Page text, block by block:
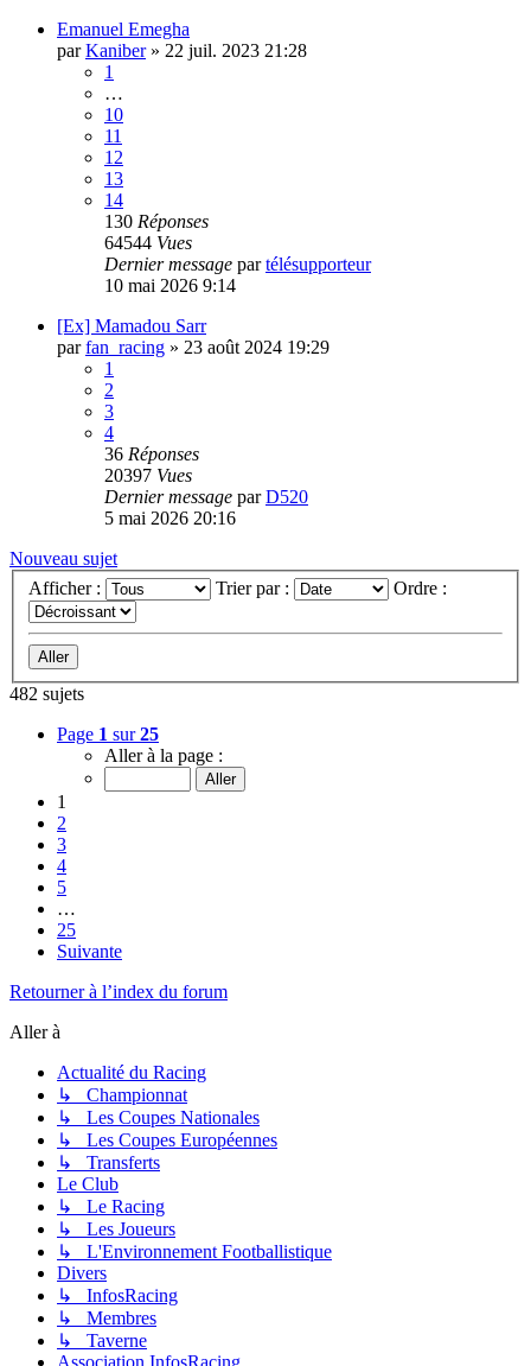
Emanuel Emegha
parKaniber» 22 juil. 2023 21:28
1
…
10
11
12
13
14
130 Réponses
64544 Vues
Dernier message partélésupporteur
10 mai 2026 9:14
[Ex] Mamadou Sarr
parfan_racing » 23 août 2024 19:29
1
2
3
4
36 Réponses
20397 Vues
Dernier message parD520
5 mai 2026 20:16
Nouveau sujet
Afficher :
Trier par : Ordre :
482 sujets
Page 1 sur25
Aller à la page :
1
2
3
4
5
…
25
Suivante
Retourner à l’index du forum
Aller à
Actualité du Racing
↳ Championnat
↳ Les Coupes Nationales
↳ Les Coupes Européennes
↳ Transferts
Le Club
↳ Le Racing
↳ Les Joueurs
↳ L'Environnement Footballistique
Divers
↳ InfosRacing
↳ Membres
↳ Taverne